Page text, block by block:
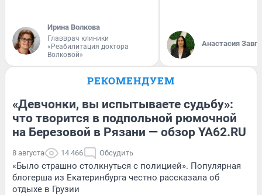
Ирина Волкова
Главврач клиники
«Реабилитация доктора
Волковой»
Анастасия
РЕКОМЕНДУЕМ
«Девчонки, вы испытываете судьбу»:
что творится в подпольной рюмочной
на Березовой в Рязани — обзор YA62.RU
8 августа 14 466 Обсудить
«Было страшно столкнуться с полицией». Популярная
блогерша из Екатеринбурга честно рассказала об
отдыхе в Грузии